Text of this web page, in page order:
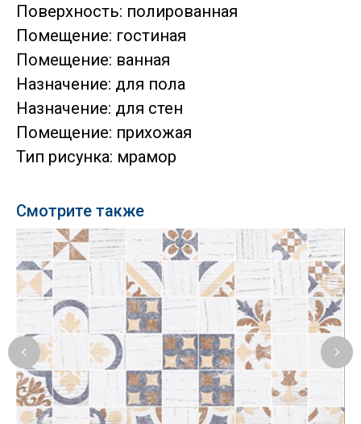
Поверхность: полированная
Помещение: гостиная
Помещение: ванная
Назначение: для пола
Назначение: для стен
Помещение: прихожая
Тип рисунка: мрамор
Смотрите также